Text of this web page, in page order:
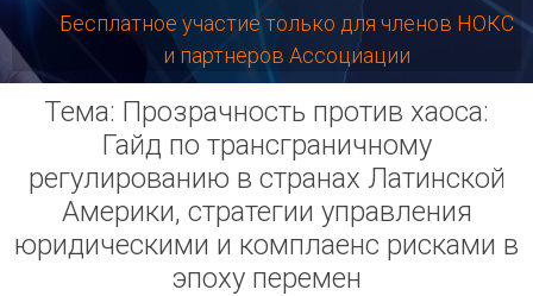
Бесплатное участие только для членов НОКС
и партнеров Ассоциации
Тема: Прозрачность против хаоса:
Гайд по трансграничному
регулированию в странах Латинской
Америки, стратегии управления
юридическими и комплаенс рисками в
эпоху перемен